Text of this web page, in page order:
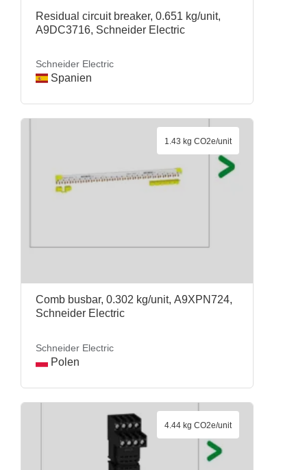
Residual circuit breaker, 0.651 kg/unit,
A9DC3716, Schneider Electric
Schneider Electric
Spanien
Comb busbar, 0.302 kg/unit, A9XPN724,
Schneider Electric
Schneider Electric
Polen
1.43 kg CO2e/unit
4.44 kg CO2e/unit